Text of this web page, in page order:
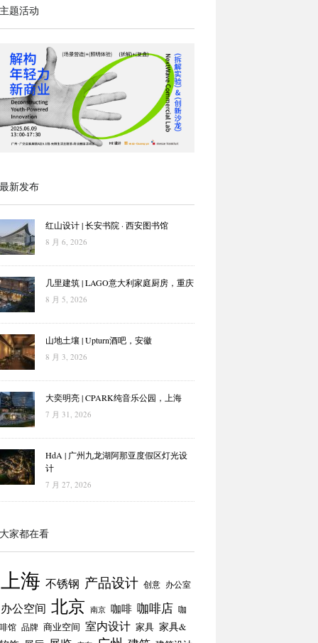
题活动
新发布
红山设计 | 长安书院 · 西安图书馆
8 月 6, 2026
几里建筑 | LAGO意大利家庭厨房，重庆
8 月 5, 2026
山地土壤 | Upturn酒吧，安徽
8 月 3, 2026
大奕明亮 | CPARK纯音乐公园，上海
7 月 31, 2026
HdA | 广州九龙湖阿那亚度假区灯光设
计
7 月 27, 2026
家都在看
上海 不锈钢 产品设计 创意 办公室
办公空间 北京 南京 咖啡 咖啡店 咖
馆 品牌 商业空间 室内设计 家具 家具&